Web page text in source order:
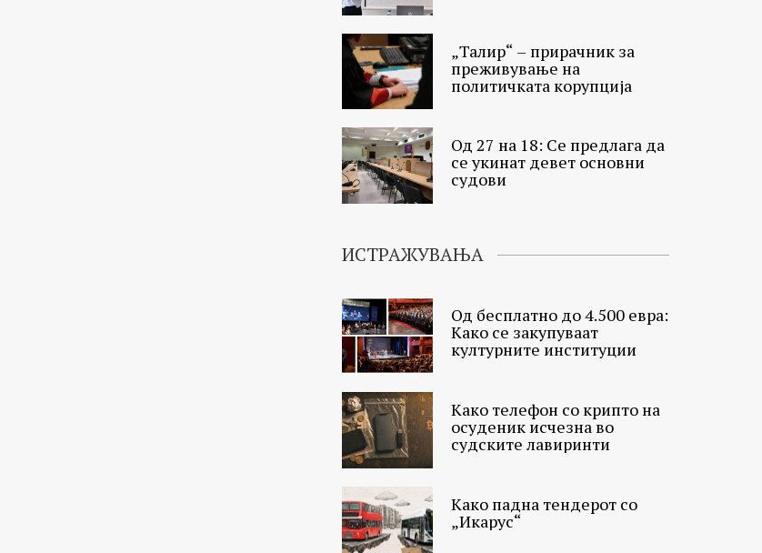
„Талир“ – прирачник за
преживување на
политичката корупција
Од 27 на 18: Се предлага да
се укинат девет основни
судови
ИСТРАЖУВАЊА
Од бесплатно до 4.500 евра:
Како се закупуваат
културните институции
Како телефон со крипто на
осуденик исчезна во
судските лавиринти
Како падна тендерот со
„Икарус“